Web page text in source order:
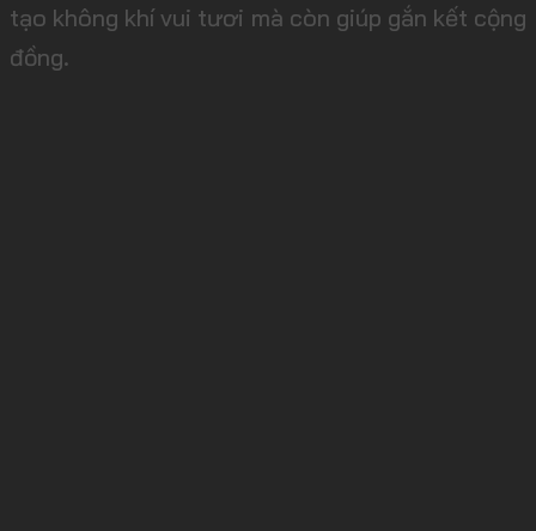
tạo không khí vui tươi mà còn giúp gắn kết cộng
đồng.